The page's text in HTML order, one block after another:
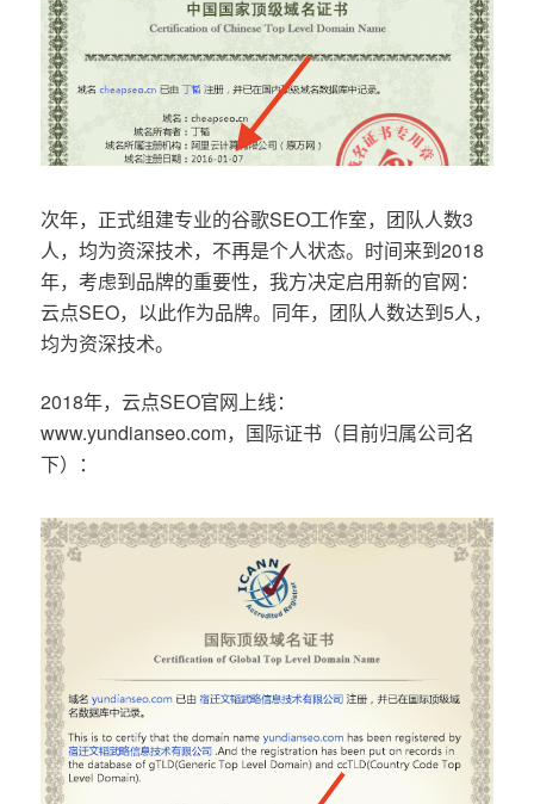
次年，正式组建专业的谷歌SEO工作室，团队人数3
人，均为资深技术，不再是个人状态。时间来到2018
年，考虑到品牌的重要性，我方决定启用新的官网：
云点SEO，以此作为品牌。同年，团队人数达到5人，
均为资深技术。
2018年，云点SEO官网上线：
www.yundianseo.com，国际证书（目前归属公司名
下）：